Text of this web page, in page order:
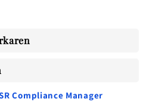
Compliance Manager